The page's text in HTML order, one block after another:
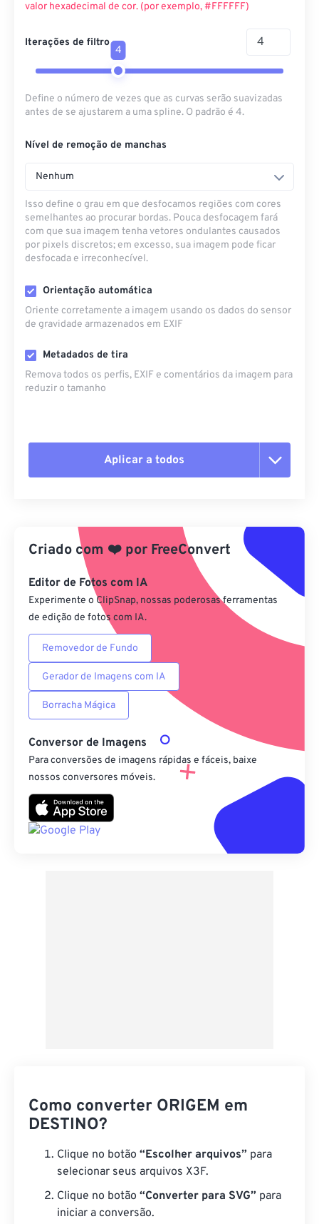
valor hexadecimal de cor. (por exemplo, #FFFFFF)
Iterações de filtro
4
Define o número de vezes que as curvas serão suavizadas
antes de se ajustarem a uma spline. O padrão é 4.
Nível de remoção de manchas
Nenhum
Isso define o grau em que desfocamos regiões com cores
semelhantes ao procurar bordas. Pouca desfocagem fará
com que sua imagem tenha vetores ondulantes causados ​​
por pixels discretos; em excesso, sua imagem pode ficar
desfocada e irreconhecível.
Orientação automática
Oriente corretamente a imagem usando os dados do sensor
de gravidade armazenados em EXIF
Metadados de tira
Remova todos os perfis, EXIF ​​e comentários da imagem para
reduzir o tamanho
Aplicar a todos
Aplicar a partir da predefinição
Salvar como predefinição
Criado com ❤️ por FreeConvert
Editor de Fotos com IA
Experimente o ClipSnap, nossas poderosas ferramentas
de edição de fotos com IA.
Removedor de Fundo
Gerador de Imagens com IA
Borracha Mágica
Conversor de Imagens
Para conversões de imagens rápidas e fáceis, baixe
nossos conversores móveis.
Como converter ORIGEM em
DESTINO?
Clique no botão “Escolher arquivos” para
selecionar seus arquivos X3F.
Clique no botão “Converter para SVG” para
iniciar a conversão.